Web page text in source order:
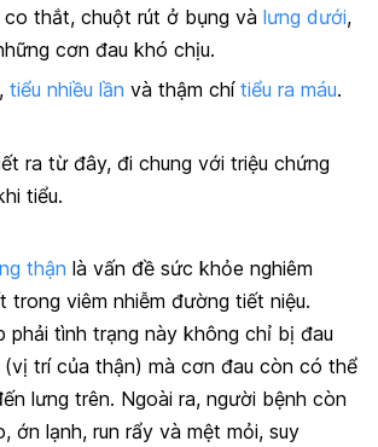
co thắt, chuột rút ở bụng và lưng dưới,
cơn đau khó chịu.
tiểu nhiều lần và thậm chí tiểu ra máu.
ra từ đây, đi chung với triệu chứng
tiểu.
thận là vấn đề sức khỏe nghiêm
trong viêm nhiễm đường tiết niệu.
phải tình trạng này không chỉ bị đau
(vị trí của thận) mà cơn đau còn có thể
lưng trên. Ngoài ra, người bệnh còn
ớn lạnh, run rẩy và mệt mỏi, suy